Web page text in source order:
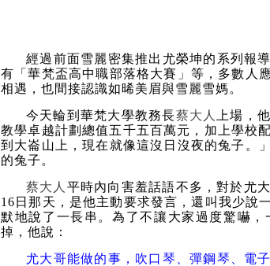
經過前面雪麗密集推出尤榮坤的系列報
有「華梵盃高中職部落格大賽」等，多數人
相遇，也間接認識如晞美眉與雪麗雪媽。
今天輪到華梵大學教務長蔡大人 上場，
教學卓越計劃總值五千五百萬元，加上學校
到大崙山上，現在就像這沒日沒夜的兔子。
的兔子。
蔡大人 平時內向害羞話語不多，對於尤
16日那天，是他主動要求發言，還叫我少說
默地說了一長串。為了不讓大家過度驚嚇
掉，他說：
尤大哥能做的事，吹口琴、彈鋼琴、電